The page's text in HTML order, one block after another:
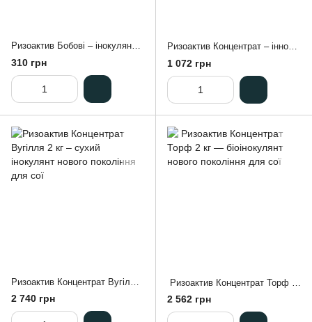
​​​​​​​Ризоактив Бобові – інокулянт для всіх бобових культур
310 грн
Ризоактив Концентрат – інноваційний інокулянт для сої
1 072 грн
2 740 грн 2 562 грн